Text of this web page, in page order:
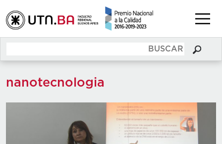
nanotecnologia